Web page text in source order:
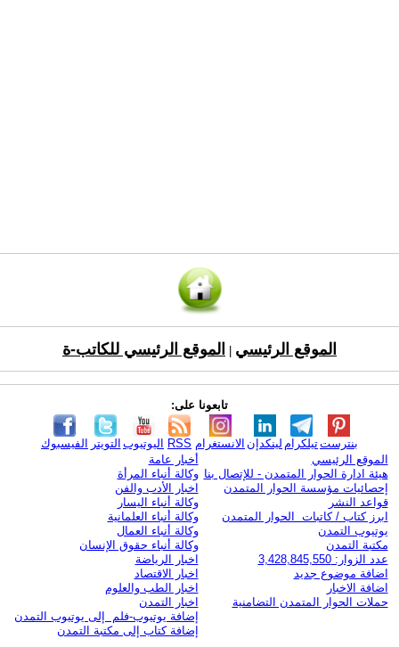
الموقع الرئيسي الموقع الرئيسي للكاتب-ة
تابعونا على:
الفيسبوك التويتر اليوتيوب RSS الانستغرام لينكدإن تيلكرامبنترست
الموقع الرئيسي
هيئة ادارة الحوار المتمدن - للإتصال بنا
إحصائيات مؤسسة الحوار المتمدن
قواعد النشر
ابرز كتاب / كاتبات الحوار المتمدن
يوتيوب التمدن
مكتبة التمدن
عدد الزوار: 3,428,845,550
اضافة موضوع جديد
اضافة الاخبار
حملات الحوار المتمدن التضامنية
أخبار عامة
وكالة أنباء المرأة
اخبار الأدب والفن
وكالة أنباء اليسار
وكالة أنباء العلمانية
وكالة أنباء العمال
وكالة أنباء حقوق الإنسان
اخبار الرياضة
اخبار الاقتصاد
اخبار الطب والعلوم
اخبار التمدن
إضافة يوتيوب-فلم إلى يوتيوب التمدن
إضافة كتاب إلى مكتبة التمدن